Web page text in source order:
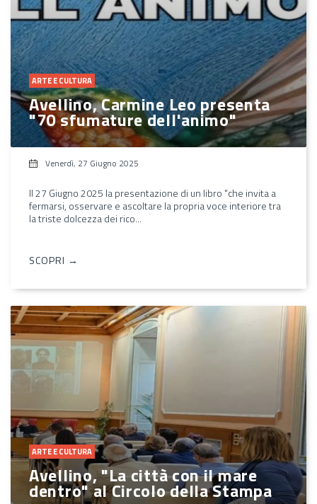
ARTE E CULTURA
Avellino, Carmine Leo presenta
"70 sfumature dell'animo"
Venerdì, 27 Giugno 2025
Il 27 Giugno 2025 la presentazione di un libro "che invita a
fermarsi, osservare e ascoltare la propria voce interiore tra
la triste dolcezza dei rico...
SCOPRI →
ARTE E CULTURA
Avellino, "La città con il mare
dentro" al Circolo della Stampa